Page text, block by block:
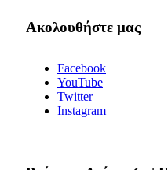
Ακολουθήστε μας
Facebook
YouTube
Twitter
Instagram